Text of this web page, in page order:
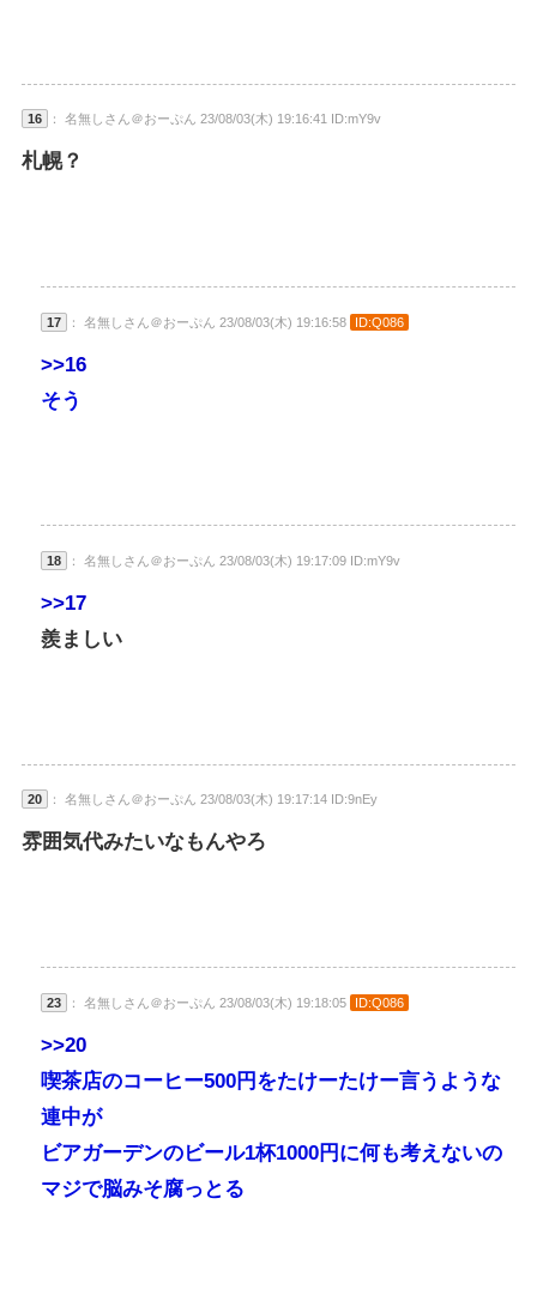
16 ： 名無しさん＠おーぷん 23/08/03(木) 19:16:41 ID:mY9v
札幌？
17 ： 名無しさん＠おーぷん 23/08/03(木) 19:16:58 ID:Q086
>>16
そう
18 ： 名無しさん＠おーぷん 23/08/03(木) 19:17:09 ID:mY9v
>>17
羨ましい
20 ： 名無しさん＠おーぷん 23/08/03(木) 19:17:14 ID:9nEy
雰囲気代みたいなもんやろ
23 ： 名無しさん＠おーぷん 23/08/03(木) 19:18:05 ID:Q086
>>20
喫茶店のコーヒー500円をたけーたけー言うような
連中が
ビアガーデンのビール1杯1000円に何も考えないの
マジで脳みそ腐っとる